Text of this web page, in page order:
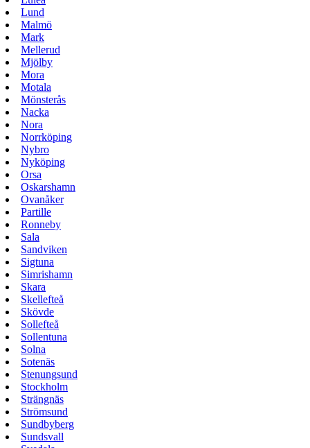
Lund
Malmö
Mark
Mellerud
Mjölby
Mora
Motala
Mönsterås
Nacka
Nora
Norrköping
Nybro
Nyköping
Orsa
Oskarshamn
Ovanåker
Partille
Ronneby
Sala
Sandviken
Sigtuna
Simrishamn
Skara
Skellefteå
Skövde
Sollefteå
Sollentuna
Solna
Sotenäs
Stenungsund
Stockholm
Strängnäs
Strömsund
Sundbyberg
Sundsvall